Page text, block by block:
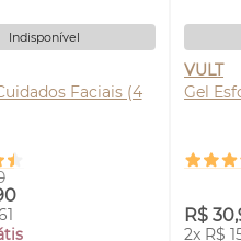
Indisponível
Faciais (4
AVISE-ME
VULT
Gel
R$
2x R$